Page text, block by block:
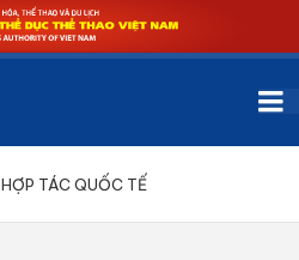
HỢP TÁC QUỐC TẾ